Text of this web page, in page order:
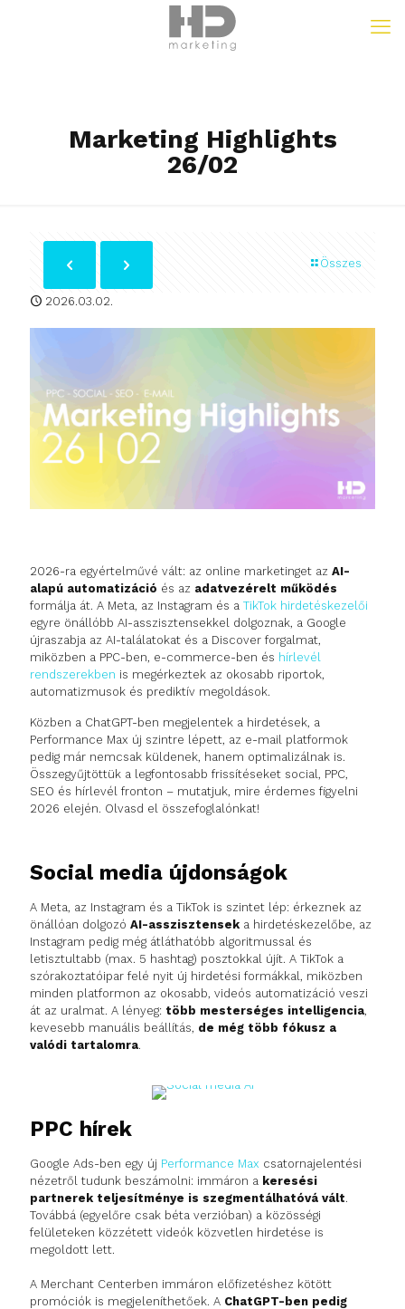
Marketing Highlights
26/02
Összes
2026.03.02.
2026-ra egyértelművé vált: az online marketinget az AI-
alapú automatizáció és az adatvezérelt működés
formálja át. A Meta, az Instagram és a TikTok hirdetéskezelői
egyre önállóbb AI-asszisztensekkel dolgoznak, a Google
újraszabja az AI-találatokat és a Discover forgalmat,
miközben a PPC-ben, e-commerce-ben és hírlevél
rendszerekben is megérkeztek az okosabb riportok,
automatizmusok és prediktív megoldások.
Közben a ChatGPT-ben megjelentek a hirdetések, a
Performance Max új szintre lépett, az e-mail platformok
pedig már nemcsak küldenek, hanem optimalizálnak is.
Összegyűjtöttük a legfontosabb frissítéseket social, PPC,
SEO és hírlevél fronton – mutatjuk, mire érdemes figyelni
2026 elején. Olvasd el összefoglalónkat!
Social media újdonságok
A Meta, az Instagram és a TikTok is szintet lép: érkeznek az
önállóan dolgozó AI-asszisztensek a hirdetéskezelőbe, az
Instagram pedig még átláthatóbb algoritmussal és
letisztultabb (max. 5 hashtag) posztokkal újít. A TikTok a
szórakoztatóipar felé nyit új hirdetési formákkal, miközben
minden platformon az okosabb, videós automatizáció veszi
át az uralmat. A lényeg: több mesterséges intelligencia,
kevesebb manuális beállítás, de még több fókusz a
valódi tartalomra.
PPC hírek
Google Ads-ben egy új Performance Max csatornajelentési
nézetről tudunk beszámolni: immáron a keresési
partnerek teljesítménye is szegmentálhatóvá vált.
Továbbá (egyelőre csak béta verzióban) a közösségi
felületeken közzétett videók közvetlen hirdetése is
megoldott lett.
A Merchant Centerben immáron előfizetéshez kötött
promóciók is megjeleníthetőek. A ChatGPT-ben pedig